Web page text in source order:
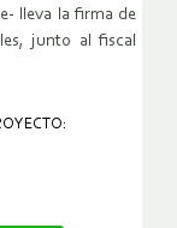
lleva la firma de
junto al fiscal